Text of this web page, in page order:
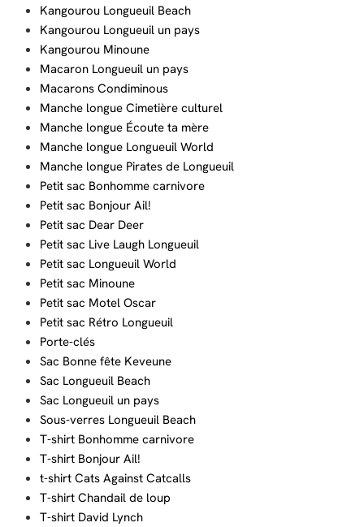
Kangourou Longueuil Beach
Kangourou Longueuil un pays
Kangourou Minoune
Macaron Longueuil un pays
Macarons Condiminous
Manche longue Cimetière culturel
Manche longue Écoute ta mère
Manche longue Longueuil World
Manche longue Pirates de Longueuil
Petit sac Bonhomme carnivore
Petit sac Bonjour Ail!
Petit sac Dear Deer
Petit sac Live Laugh Longueuil
Petit sac Longueuil World
Petit sac Minoune
Petit sac Motel Oscar
Petit sac Rétro Longueuil
Porte-clés
Sac Bonne fête Keveune
Sac Longueuil Beach
Sac Longueuil un pays
Sous-verres Longueuil Beach
T-shirt Bonhomme carnivore
T-shirt Bonjour Ail!
t-shirt Cats Against Catcalls
T-shirt Chandail de loup
T-shirt David Lynch